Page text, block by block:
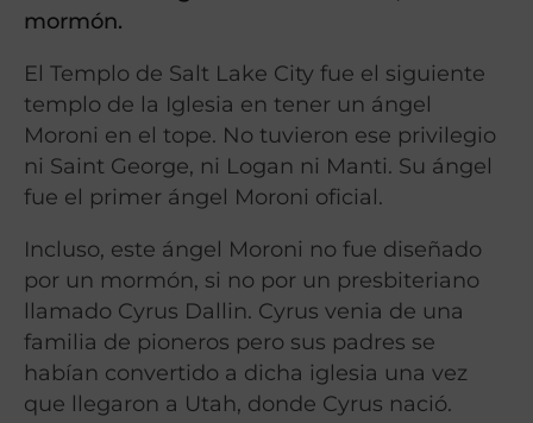
mormón.
El Templo de Salt Lake City fue el siguiente
templo de la Iglesia en tener un ángel
Moroni en el tope. No tuvieron ese privilegio
ni Saint George, ni Logan ni Manti. Su ángel
fue el primer ángel Moroni oficial.
Incluso, este ángel Moroni no fue diseñado
por un mormón, si no por un presbiteriano
llamado Cyrus Dallin. Cyrus venia de una
familia de pioneros pero sus padres se
habían convertido a dicha iglesia una vez
que llegaron a Utah, donde Cyrus nació.